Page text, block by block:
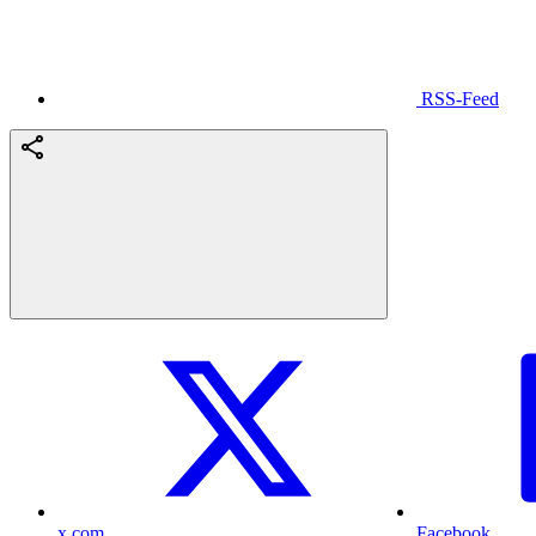
RSS-Feed